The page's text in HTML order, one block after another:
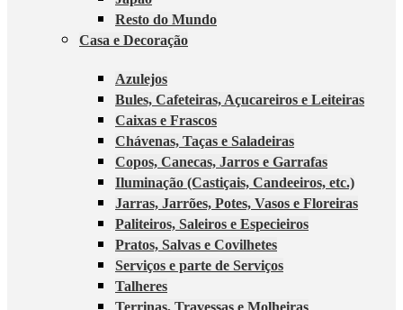
Resto do Mundo
Casa e Decoração
Azulejos
Bules, Cafeteiras, Açucareiros e Leiteiras
Caixas e Frascos
Chávenas, Taças e Saladeiras
Copos, Canecas, Jarros e Garrafas
Iluminação (Castiçais, Candeeiros, etc.)
Jarras, Jarrões, Potes, Vasos e Floreiras
Paliteiros, Saleiros e Especieiros
Pratos, Salvas e Covilhetes
Serviços e parte de Serviços
Talheres
Terrinas, Travessas e Molheiras